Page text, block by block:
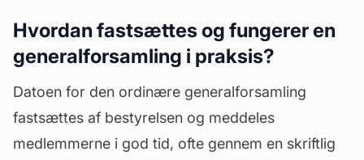
Hvordan fastsættes og fungerer en
generalforsamling i praksis?
Datoen for den ordinære generalforsamling
fastsættes af bestyrelsen og meddeles
medlemmerne i god tid, ofte gennem en skriftlig